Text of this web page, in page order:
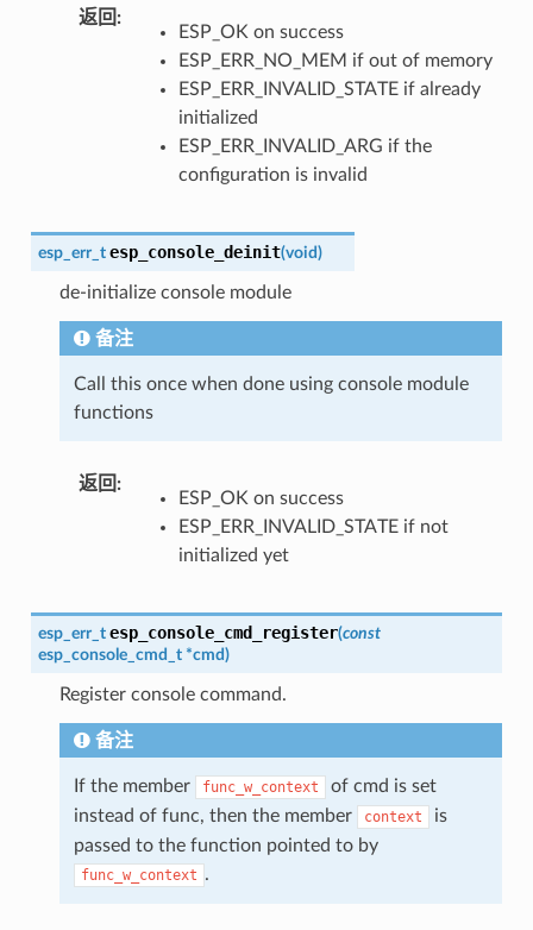
返回 :
ESP_OK on success
ESP_ERR_NO_MEM if out of memory
ESP_ERR_INVALID_STATE if already
initialized
ESP_ERR_INVALID_ARG if the
configuration is invalid
esp_err_t esp_console_deinit(void)
de-initialize console module
备注
Call this once when done using console module
functions
返回 :
ESP_OK on success
ESP_ERR_INVALID_STATE if not
initialized yet
esp_err_t esp_console_cmd_register(const
esp_console_cmd_t *cmd)
Register console command.
备注
If the member func_w_context
of cmd is set
instead of func, then the member
context
is
passed to the function pointed to by
func_w_context .